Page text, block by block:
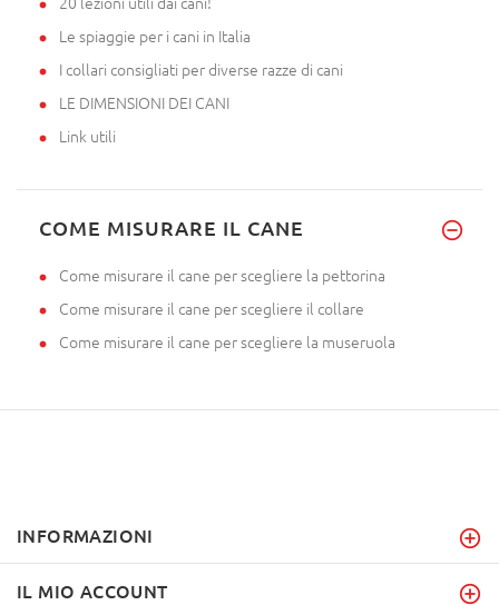
Le spiaggie per i cani in Italia
I collari consigliati per diverse razze di cani
LE DIMENSIONI DEI CANI
Link utili
COME MISURARE IL CANE
Come misurare il cane per scegliere la pettorina
Come misurare il cane per scegliere il collare
Come misurare il cane per scegliere la museruola
INFORMAZIONI
IL MIO ACCOUNT